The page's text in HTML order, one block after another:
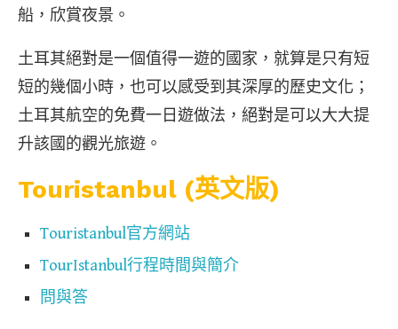
船，欣賞夜景。
土耳其絕對是一個值得一遊的國家，就算是只有短
短的幾個小時，也可以感受到其深厚的歷史文化；
土耳其航空的免費一日遊做法，絕對是可以大大提
升該國的觀光旅遊。
Touristanbul (英文版)
Touristanbul官方網站
TourIstanbul行程時間與簡介
問與答